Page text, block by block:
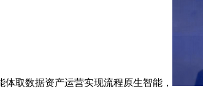
取数据资产运营实现流程原生智能，